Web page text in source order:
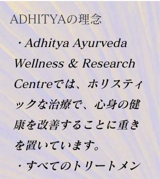
​ADHITYAの理念
・Adhitya Ayurveda
Wellness & Research
Centreでは、ホリスティ
ックな治療で、心身の健
康を改善することに重き
を置いています。
・すべてのトリートメン